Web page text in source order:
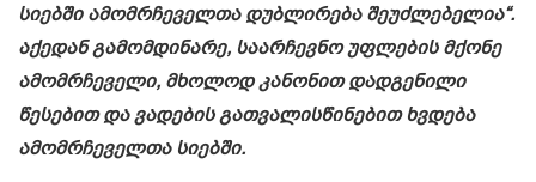
სიებში ამომრჩეველთა დუბლირება შეუძლებელია“.
აქედან გამომდინარე, საარჩევნო უფლების მქონე
ამომრჩეველი, მხოლოდ კანონით დადგენილი
წესებით და ვადების გათვალისწინებით ხვდება
ამომრჩეველთა სიებში.